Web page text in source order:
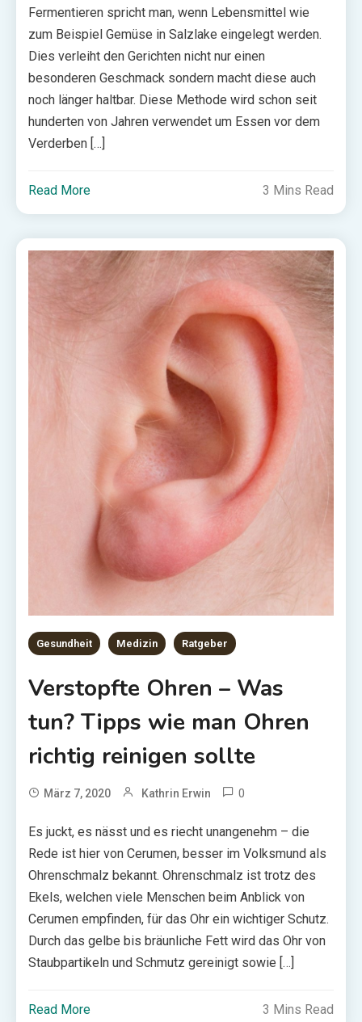
Fermentieren spricht man, wenn Lebensmittel wie
zum Beispiel Gemüse in Salzlake eingelegt werden.
Dies verleiht den Gerichten nicht nur einen
besonderen Geschmack sondern macht diese auch
noch länger haltbar. Diese Methode wird schon seit
hunderten von Jahren verwendet um Essen vor dem
Verderben […]
Read More 3 Mins Read
Gesundheit Medizin Ratgeber
Verstopfte Ohren – Was
tun? Tipps wie man Ohren
richtig reinigen sollte
März 7, 2020 Kathrin Erwin 0
Es juckt, es nässt und es riecht unangenehm – die
Rede ist hier von Cerumen, besser im Volksmund als
Ohrenschmalz bekannt. Ohrenschmalz ist trotz des
Ekels, welchen viele Menschen beim Anblick von
Cerumen empfinden, für das Ohr ein wichtiger Schutz.
Durch das gelbe bis bräunliche Fett wird das Ohr von
Staubpartikeln und Schmutz gereinigt sowie […]
Read More 3 Mins Read